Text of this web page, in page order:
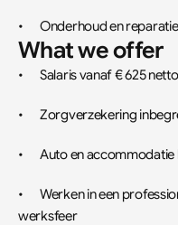
•	Onderhoud en
What we offer
•	Salaris vanaf € 625
•	Zorgverzekering
•	Auto en
•	Werken in een professioneel team met een prettige
werksfeer